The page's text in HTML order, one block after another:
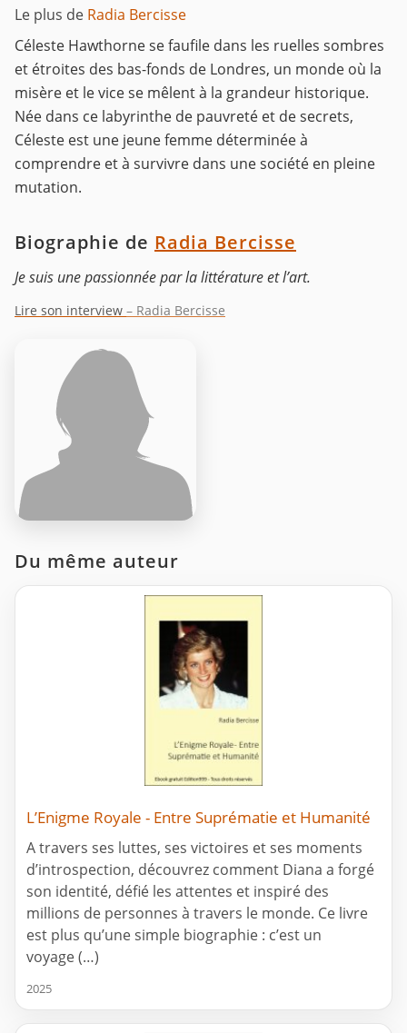
Le plus de Radia Bercisse
Céleste Hawthorne se faufile dans les ruelles sombres
et étroites des bas-fonds de Londres, un monde où la
misère et le vice se mêlent à la grandeur historique.
Née dans ce labyrinthe de pauvreté et de secrets,
Céleste est une jeune femme déterminée à
comprendre et à survivre dans une société en pleine
mutation.
Biographie de Radia Bercisse
Je suis une passionnée par la littérature et l’art.
Lire son interview – Radia Bercisse
Du même auteur
L’Enigme Royale - Entre Suprématie et Humanité
A travers ses luttes, ses victoires et ses moments
d’introspection, découvrez comment Diana a forgé
son identité, défié les attentes et inspiré des
millions de personnes à travers le monde. Ce livre
est plus qu’une simple biographie : c’est un
voyage (…)
2025